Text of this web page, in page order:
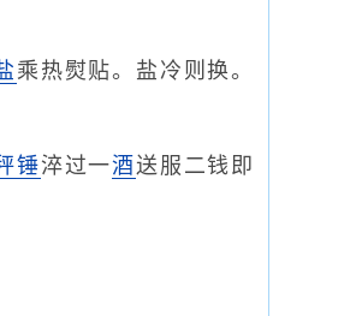
乘热熨贴。盐冷则换。
锤淬过一酒 送服二钱即